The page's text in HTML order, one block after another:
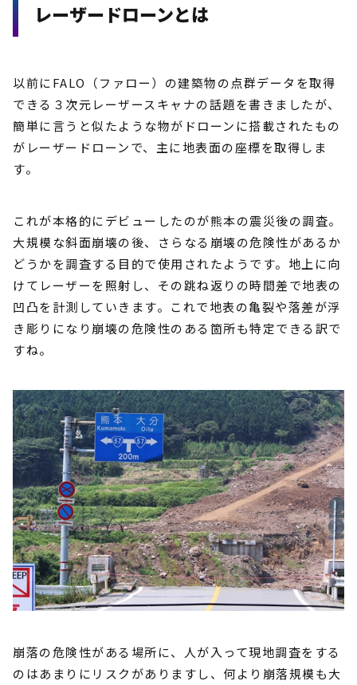
レーザードローンとは
以前にFALO（ファロー）の建築物の点群データを取得
できる３次元レーザースキャナの話題を書きましたが、
簡単に言うと似たような物がドローンに搭載されたもの
がレーザードローンで、主に地表面の座標を取得しま
す。
これが本格的にデビューしたのが熊本の震災後の調査。
大規模な斜面崩壊の後、さらなる崩壊の危険性があるか
どうかを調査する目的で使用されたようです。地上に向
けてレーザーを照射し、その跳ね返りの時間差で地表の
凹凸を計測していきます。これで地表の亀裂や落差が浮
き彫りになり崩壊の危険性のある箇所も特定できる訳で
すね。
崩落の危険性がある場所に、人が入って現地調査をする
のはあまりにリスクがありますし、何より崩落規模も大